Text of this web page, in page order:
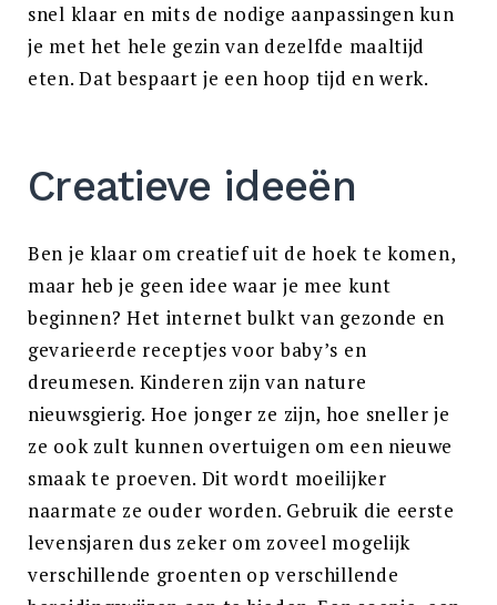
snel klaar en mits de nodige aanpassingen kun
je met het hele gezin van dezelfde maaltijd
eten. Dat bespaart je een hoop tijd en werk.
Creatieve ideeën
Ben je klaar om creatief uit de hoek te komen,
maar heb je geen idee waar je mee kunt
beginnen? Het internet bulkt van gezonde en
gevarieerde receptjes voor baby’s en
dreumesen. Kinderen zijn van nature
nieuwsgierig. Hoe jonger ze zijn, hoe sneller je
ze ook zult kunnen overtuigen om een nieuwe
smaak te proeven. Dit wordt moeilijker
naarmate ze ouder worden. Gebruik die eerste
levensjaren dus zeker om zoveel mogelijk
verschillende groenten op verschillende